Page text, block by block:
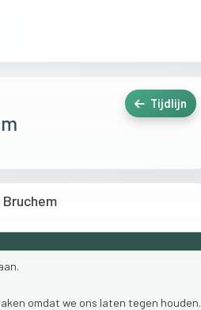
Tijdlijn
omdat we ons laten tegen houden.